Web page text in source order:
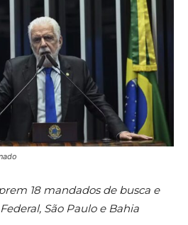
18 mandados de busca e
São Paulo e Bahia